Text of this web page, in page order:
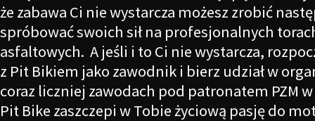
że zabawa Ci nie wystarcza możesz zrobić
spróbować swoich sił na profesjonalnych
asfaltowych. A jeśli i to Ci nie wystarcza,
z Pit Bikiem jako zawodnik i bierz udział w
coraz liczniej zawodach pod patronatem PZM w
Pit Bike zaszczepi w Tobie życiową pasję do